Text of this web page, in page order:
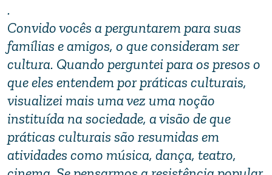
.
Convido vocês a perguntarem para suas
famílias e amigos, o que consideram ser
cultura. Quando perguntei para os presos o
que eles entendem por práticas culturais,
visualizei mais uma vez uma noção
instituída na sociedade, a visão de que
práticas culturais são resumidas em
atividades como música, dança, teatro,